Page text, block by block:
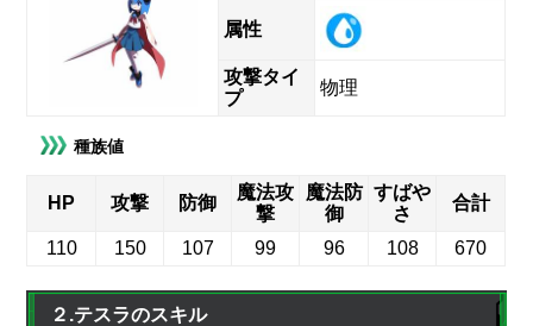
属性
攻撃タイ
プ
物理
種族値
HP 攻撃 防御
魔法攻
撃
魔法防
御
すばや
さ
合計
110 150 107 99 96 108 670
２.テスラのスキル